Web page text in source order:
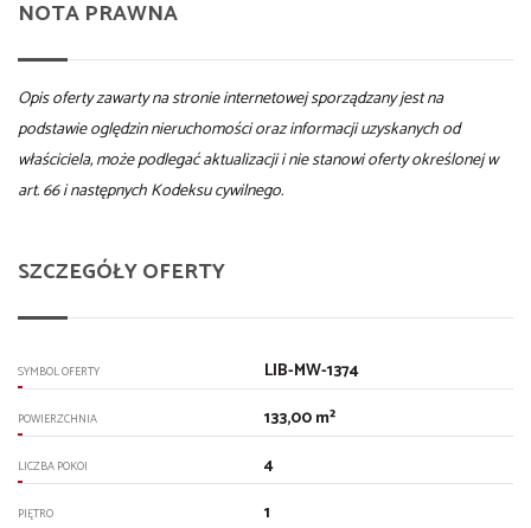
NOTA PRAWNA
Opis oferty zawarty na stronie internetowej sporządzany jest na
podstawie oględzin nieruchomości oraz informacji uzyskanych od
właściciela, może podlegać aktualizacji i nie stanowi oferty określonej w
art. 66 i następnych Kodeksu cywilnego.
SZCZEGÓŁY OFERTY
SYMBOL OFERTY LIB-MW-1374
POWIERZCHNIA 133,00 m²
LICZBA POKOI 4
PIĘTRO 1